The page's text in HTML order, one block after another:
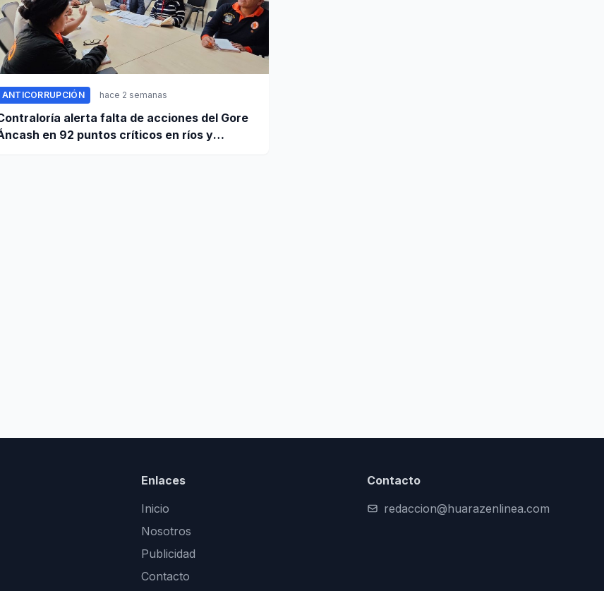
ANTICORRUPCIÓN hace 2 semanas
alerta falta de acciones del Gore
en 92 puntos críticos en ríos y
Enlaces
Inicio
Nosotros
Publicidad
Contacto
Contacto
redaccion@huarazenlinea.com